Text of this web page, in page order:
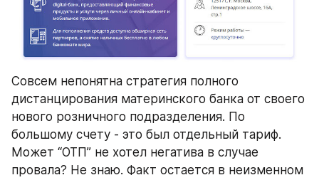
Совсем непонятна стратегия полного
дистанцирования материнского банка от своего
нового розничного подразделения. По
большому счету - это был отдельный тариф.
Может “ОТП” не хотел негатива в случае
провала? Не знаю. Факт остается в неизменном